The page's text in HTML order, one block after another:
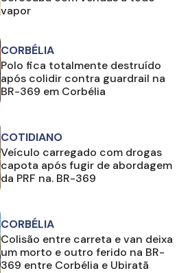
vapor
CORBÉLIA
Polo fica totalmente destruído
após colidir contra guardrail na
BR-369 em Corbélia
COTIDIANO
Veículo carregado com drogas
capota após fugir de abordagem
da PRF na. BR-369
CORBÉLIA
Colisão entre carreta e van deixa
um morto e outro ferido na BR-
369 entre Corbélia e Ubiratã